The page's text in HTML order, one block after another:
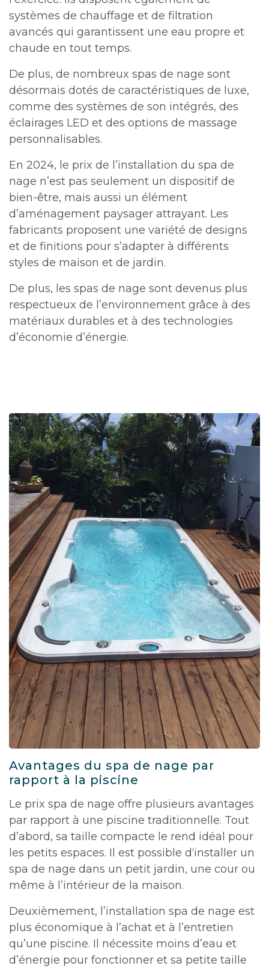
systèmes de chauffage et de filtration
avancés qui garantissent une eau propre et
chaude en tout temps.
De plus, de nombreux spas de nage sont
désormais dotés de caractéristiques de luxe,
comme des systèmes de son intégrés, des
éclairages LED et des options de massage
personnalisables.
En 2024, le prix de l’installation du spa de
nage n’est pas seulement un dispositif de
bien-être, mais aussi un élément
d’aménagement paysager attrayant. Les
fabricants proposent une variété de designs
et de finitions pour s’adapter à différents
styles de maison et de jardin.
De plus, les spas de nage sont devenus plus
respectueux de l’environnement grâce à des
matériaux durables et à des technologies
d’économie d’énergie.
Avantages du spa de nage par
rapport à la piscine
Le prix spa de nage offre plusieurs avantages
par rapport à une piscine traditionnelle. Tout
d’abord, sa taille compacte le rend idéal pour
les petits espaces. Il est possible d‘installer un
spa de nage dans un petit jardin, une cour ou
même à l’intérieur de la maison.
Deuxièmement, l’installation spa de nage est
plus économique à l’achat et à l’entretien
qu’une piscine. Il nécessite moins d’eau et
d’énergie pour fonctionner et sa petite taille